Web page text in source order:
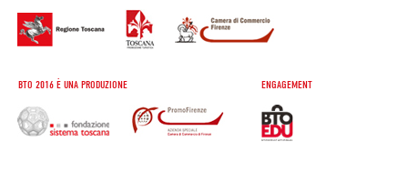
BTO 2016 È UNA PRODUZIONE ENGAGEMENT